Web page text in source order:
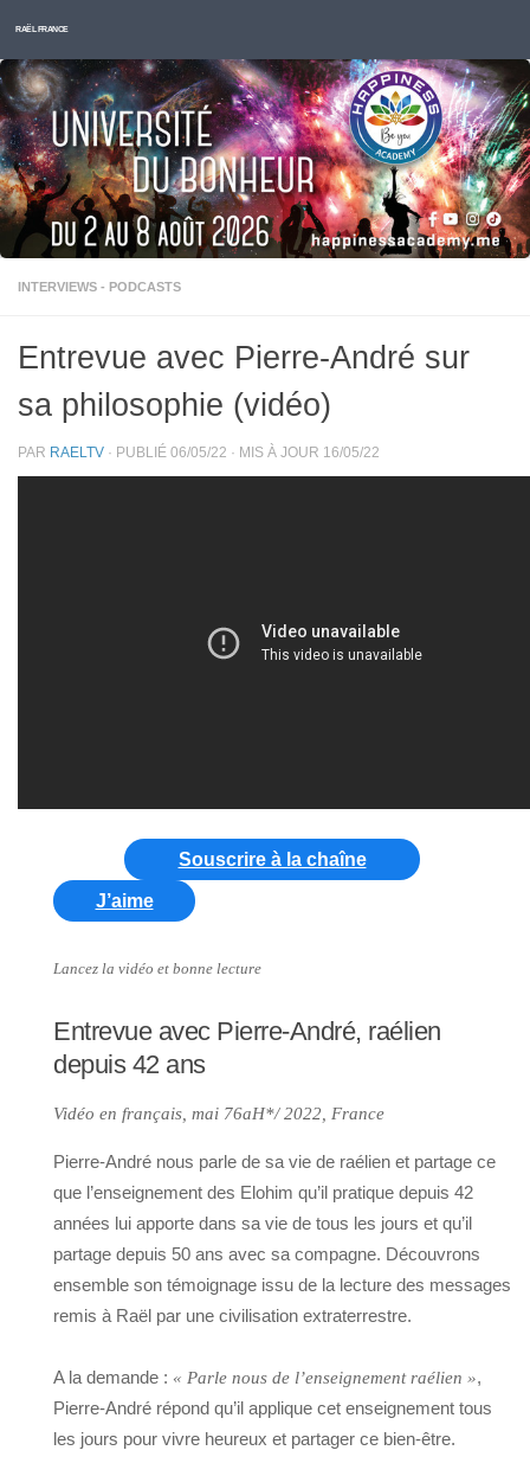
Skip to content
RAËL FRANCE
INTERVIEWS - PODCASTS
Entrevue avec Pierre-André sur
sa philosophie (vidéo)
PAR RAELTV · PUBLIÉ 06/05/22 · MIS À JOUR 16/05/22
Souscrire à la chaîne
J’aime
Lancez la vidéo et bonne lecture
Entrevue avec Pierre-André, raélien
depuis 42 ans
Vidéo en français, mai 76aH*/ 2022, France
Pierre-André nous parle de sa vie de raélien et partage ce
que l’enseignement des Elohim qu’il pratique depuis 42
années lui apporte dans sa vie de tous les jours et qu’il
partage depuis 50 ans avec sa compagne. Découvrons
ensemble son témoignage issu de la lecture des messages
remis à Raël par une civilisation extraterrestre.
A la demande : « Parle nous de l’enseignement raélien »,
Pierre-André répond qu’il applique cet enseignement tous
les jours pour vivre heureux et partager ce bien-être.